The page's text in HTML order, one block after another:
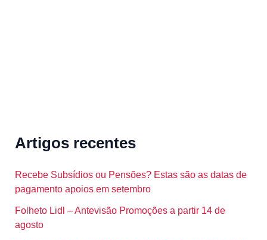
Artigos recentes
Recebe Subsídios ou Pensões? Estas são as datas de
pagamento apoios em setembro
Folheto Lidl – Antevisão Promoções a partir 14 de
agosto